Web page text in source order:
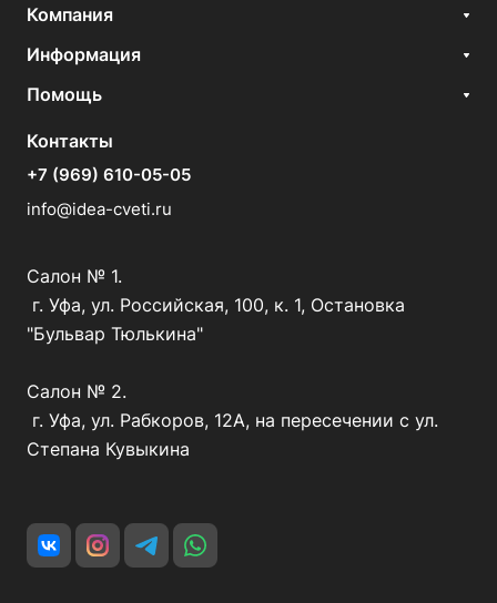
Компания
Информация
Помощь
Контакты
+7 (969) 610-05-05
info@idea-cveti.ru
Салон № 1.
г. Уфа, ул. Российская, 100, к. 1, Остановка
"Бульвар Тюлькина"
Салон № 2.
г. Уфа, ул. Рабкоров, 12А, на пересечении с ул.
Степана Кувыкина